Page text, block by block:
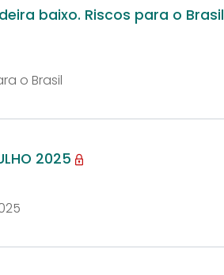
baixo. Riscos para o Brasil
o Brasil
2025